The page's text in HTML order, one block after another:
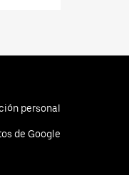
personal
de Google